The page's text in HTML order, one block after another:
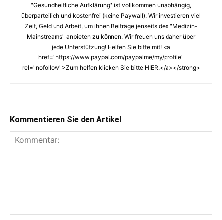
"Gesundheitliche Aufklärung" ist vollkommen unabhängig,
überparteilich und kostenfrei (keine Paywall). Wir investieren viel
Zeit, Geld und Arbeit, um ihnen Beiträge jenseits des "Medizin-
Mainstreams" anbieten zu können. Wir freuen uns daher über
jede Unterstützung! Helfen Sie bitte mit! <a
href="https://www.paypal.com/paypalme/my/profile"
rel="nofollow">Zum helfen klicken Sie bitte HIER.</a></strong>
Kommentieren Sie den Artikel